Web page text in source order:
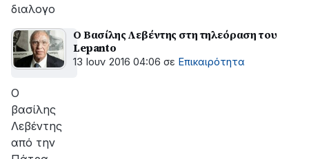
διαλογο
Ο Βασίλης Λεβέντης στη τηλεόραση του
Lepanto
13 Ιουν 2016 04:06 σε Επικαιρότητα
Ο
βασίλης
Λεβέντης
από την